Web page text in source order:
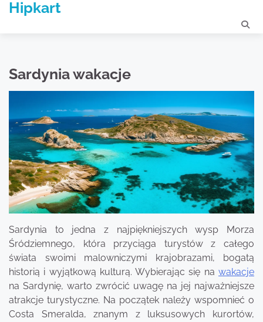
SkipHipkart
Sardynia wakacje
Sardynia to jedna z najpiękniejszych wysp Morza
Śródziemnego, która przyciąga turystów z całego
świata swoimi malowniczymi krajobrazami, bogatą
historią i wyjątkową kulturą. Wybierając się na wakacje
na Sardynię, warto zwrócić uwagę na jej najważniejsze
atrakcje turystyczne. Na początek należy wspomnieć o
Costa Smeralda, znanym z luksusowych kurortów,